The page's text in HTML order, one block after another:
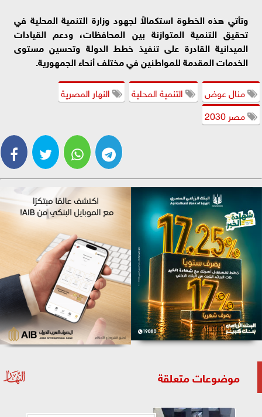
وتأتي هذه الخطوة استكمالاً لجهود وزارة التنمية المحلية في
تحقيق التنمية المتوازنة بين المحافظات، ودعم القيادات
الميدانية القادرة على تنفيذ خطط الدولة وتحسين مستوى
الخدمات المقدمة للمواطنين في مختلف أنحاء الجمهورية.
منال عوض التنمية المحلية
النهار المصرية
مصر 2030
موضوعات متعلقة